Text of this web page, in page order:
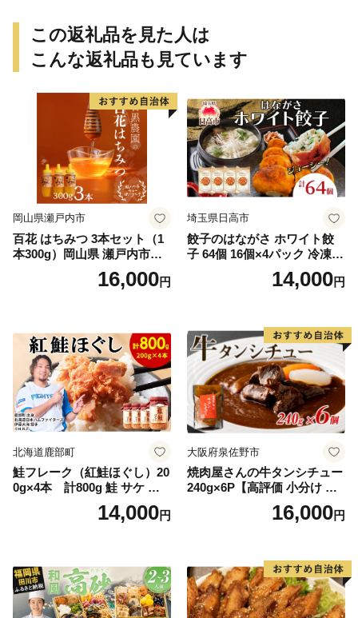
この返礼品を見た人は
こんな返礼品も見ています
岡山県瀬戸内市
百花 はちみつ 3本セット（1
本300g）岡山県 瀬戸内市産
石黒農園 ヨーグルト パン 砂
糖の代わり 香り高い いい香
16,000円
埼玉県日高市
餃子のはながさ ホワイト餃
子 64個 16個×4パック 冷凍
中華 点心 B級グルメ ご当地
野菜 おつまみ おかず 簡単調
ー ギフト お取り寄せ 日高市
14,000円
北海道鹿部町
鮭フレーク（紅鮭ほぐし）20
0g×4本 計800g 鮭 サケ 鮭
ほぐし サケフレーク シャケ
フレーク 鮭フレーク14,000円
大阪府泉佐野市
焼肉屋さんの牛タンシチュー
240g×6P【高評価 小分け 惣
菜 牛たん 一人暮らし 冷凍】
16,000円